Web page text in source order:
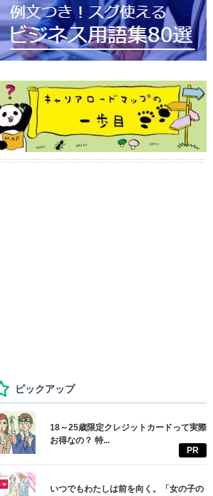
ピックアップ
18～25歳限定クレジットカードって実際
お得なの？ 特...
PR
いつでもわたしは前を向く。「女の子の